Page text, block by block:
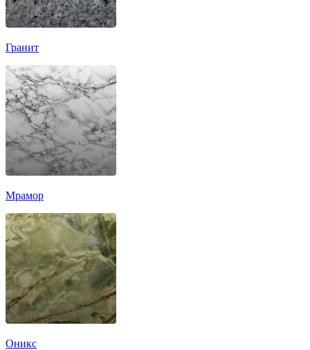
Гранит
Мрамор
Оникс